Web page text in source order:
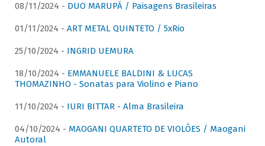
08/11/2024 - DUO MARUPÁ / Paisagens Brasileiras
01/11/2024 - ART METAL QUINTETO / 5xRio
25/10/2024 - INGRID UEMURA
18/10/2024 - EMMANUELE BALDINI & LUCAS
THOMAZINHO - Sonatas para Violino e Piano
11/10/2024 - IURI BITTAR - Alma Brasileira
04/10/2024 - MAOGANI QUARTETO DE VIOLÕES / Maogani
Autoral